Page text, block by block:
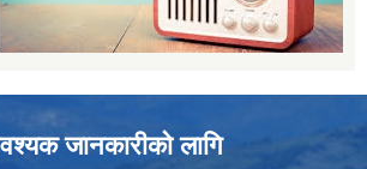
जानकारीको लागि